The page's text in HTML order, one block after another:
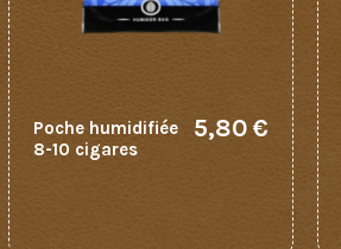
Poche humidifiée
8-10 cigares
5,80 €